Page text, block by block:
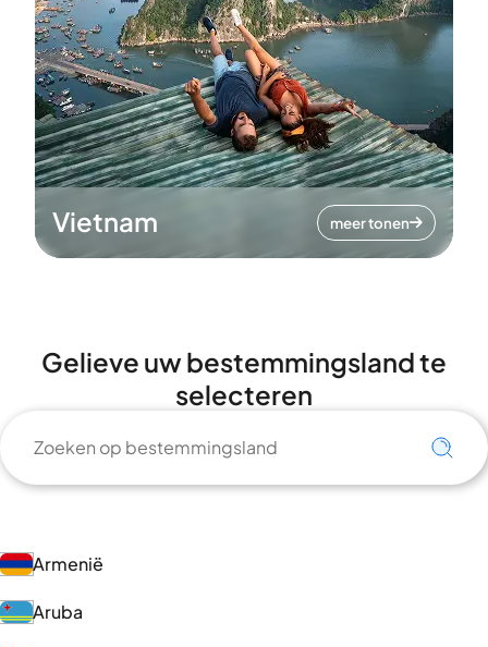
Vietnam meer tonen
Gelieve uw bestemmingsland te
selecteren
Armenië
Aruba